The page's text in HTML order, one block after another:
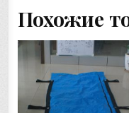
Похожие